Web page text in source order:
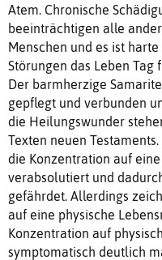
Atem. Chronische
beeinträchtigen alle
Menschen und es ist
Störungen das Leben Tag
Der barmherzige
gepflegt und verbunden
die Heilungswunder
Texten neuen
die Konzentration auf
verabsolutiert und
gefährdet. Allerdings
auf eine physische
Konzentration auf
symptomatisch deutlich